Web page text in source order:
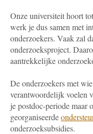
Onze universiteit hoort
werk je dus samen met
onderzoekers. Vaak zal
onderzoeksproject.
aantrekkelijke
De onderzoekers met
verantwoordelijk voelen
je postdoc-periode maar
georganiseerde
onderzoeksubsidies.